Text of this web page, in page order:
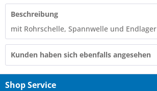
Beschreibung
mit Rohrschelle, Spannwelle und Endlager
Kunden haben sich ebenfalls angesehen
Shop Service